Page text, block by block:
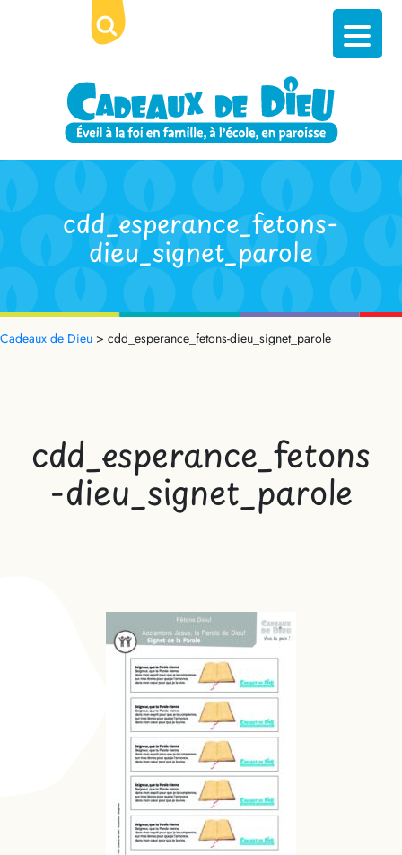
cdd_esperance_fetons-
dieu_signet_parole
Cadeaux de Dieu > cdd_esperance_fetons-dieu_signet_parole
cdd_esperance_fetons
-dieu_signet_parole